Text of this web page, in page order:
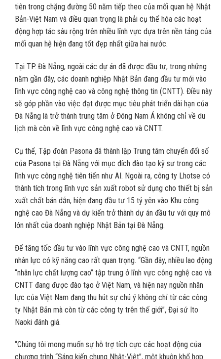
tiên trong chặng đường 50 năm tiếp theo của mối quan hệ Nhật
Bản-Việt Nam và điều quan trọng là phải cụ thể hóa các hoạt
động hợp tác sâu rộng trên nhiều lĩnh vực dựa trên nền tảng của
mối quan hệ hiện đang tốt đẹp nhất giữa hai nước.
Tại TP. Đà Nẵng, ngoài các dự án đã được đầu tư, trong những
năm gần đây, các doanh nghiệp Nhật Bản đang đầu tư mới vào
lĩnh vực công nghệ cao và công nghệ thông tin (CNTT). Điều này
sẽ góp phần vào việc đạt được mục tiêu phát triển dài hạn của
Đà Nẵng là trở thành trung tâm ở Đông Nam Á không chỉ về du
lịch mà còn về lĩnh vực công nghệ cao và CNTT.
Cụ thể, Tập đoàn Pasona đã thành lập Trung tâm chuyển đổi số
của Pasona tại Đà Nẵng với mục đích đào tạo kỹ sư trong các
lĩnh vực công nghệ tiên tiến như AI. Ngoài ra, công ty Lhotse có
thành tích trong lĩnh vực sản xuất robot sử dụng cho thiết bị sản
xuất chất bán dẫn, hiện đang đầu tư 15 tỷ yên vào Khu công
nghệ cao Đà Nẵng và dự kiến trở thành dự án đầu tư với quy mô
lớn nhất của doanh nghiệp Nhật Bản tại Đà Nẵng.
Để tăng tốc đầu tư vào lĩnh vực công nghệ cao và CNTT, nguồn
nhân lực có kỹ năng cao rất quan trọng. “Gần đây, nhiều lao động
“nhân lực chất lượng cao” tập trung ở lĩnh vực công nghệ cao và
CNTT đang được đào tạo ở Việt Nam, và hiện nay nguồn nhân
lực của Việt Nam đang thu hút sự chú ý không chỉ từ các công
ty Nhật Bản mà còn từ các công ty trên thế giới”, Đại sứ Ito
Naoki đánh giá.
“Chúng tôi mong muốn sự hỗ trợ tích cực các hoạt động của
chương trình “Sáng kiến chung Nhật-Việt”, một khuôn khổ hợp